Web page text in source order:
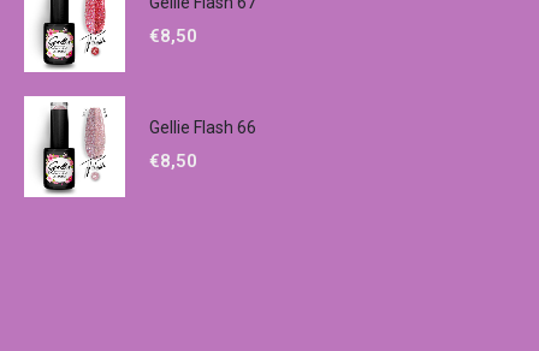
€8,50
Gellie Flash 66
€8,50